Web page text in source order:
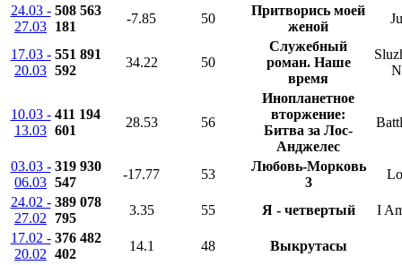
24.03 -
27.03
508 563
181
-7.85 50
Притворись моей
женой
17.03 -
20.03
551 891
592
34.22 50
Служебный
роман. Наше
время
10.03 -
13.03
411 194
601
28.53 56
Инопланетное
вторжение:
Битва за Лос-
Анджелес
03.03 -
06.03
319 930
547
-17.77 53
Любовь-Морковь
3
24.02 -
27.02
389 078
795
3.35 55 Я - четвертый
I
17.02 -
20.02
376 482
402
14.1 48
Выкрутасы